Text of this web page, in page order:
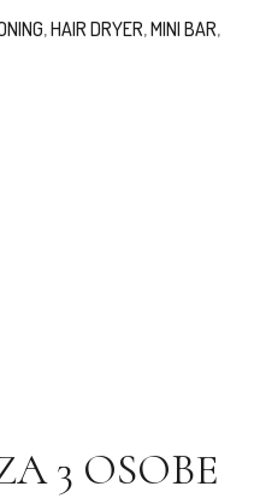
,HAIR DRYER,MINI BAR,
3 OSOBE